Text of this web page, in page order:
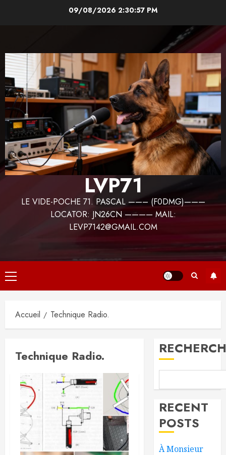
09/08/2026 2:30:58 PM
LVP71
LE VIDE-POCHE 71. PASCAL ——– (F0DMG)———
LOCATOR: JN26CN ———— MAIL:
LEVP7142@GMAIL.COM
Menu
principal
Accueil Technique Radio.
Technique Radio.
RECENT
POSTS
À Monsieur